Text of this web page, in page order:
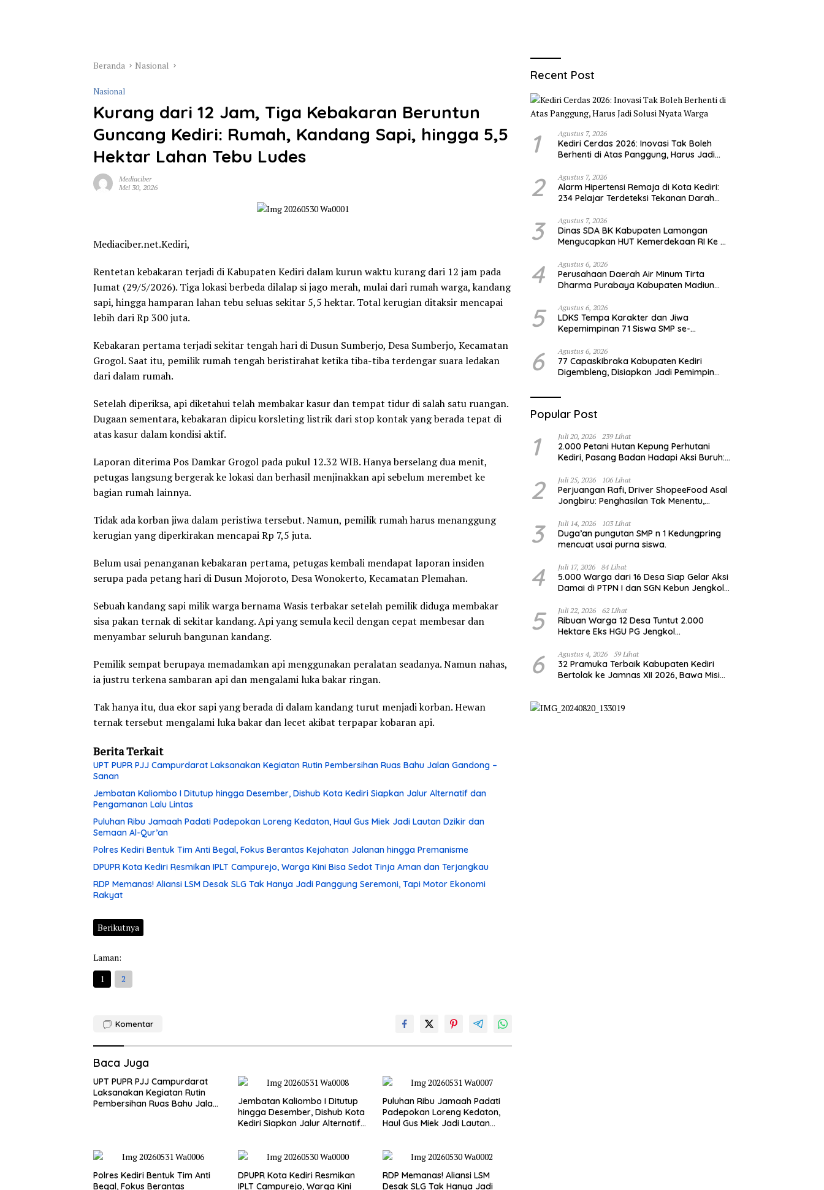
Beranda Nasional
Nasional
Kurang dari 12 Jam, Tiga Kebakaran Beruntun
Guncang Kediri: Rumah, Kandang Sapi, hingga 5,5
Hektar Lahan Tebu Ludes
Mediaciber
Mei 30, 2026
Mediaciber.net.Kediri,
Rentetan kebakaran terjadi di Kabupaten Kediri dalam kurun waktu kurang dari 12 jam pada
Jumat (29/5/2026). Tiga lokasi berbeda dilalap si jago merah, mulai dari rumah warga, kandang
sapi, hingga hamparan lahan tebu seluas sekitar 5,5 hektar. Total kerugian ditaksir mencapai
lebih dari Rp 300 juta.
Kebakaran pertama terjadi sekitar tengah hari di Dusun Sumberjo, Desa Sumberjo, Kecamatan
Grogol. Saat itu, pemilik rumah tengah beristirahat ketika tiba-tiba terdengar suara ledakan
dari dalam rumah.
Setelah diperiksa, api diketahui telah membakar kasur dan tempat tidur di salah satu ruangan.
Dugaan sementara, kebakaran dipicu korsleting listrik dari stop kontak yang berada tepat di
atas kasur dalam kondisi aktif.
Laporan diterima Pos Damkar Grogol pada pukul 12.32 WIB. Hanya berselang dua menit,
petugas langsung bergerak ke lokasi dan berhasil menjinakkan api sebelum merembet ke
bagian rumah lainnya.
Tidak ada korban jiwa dalam peristiwa tersebut. Namun, pemilik rumah harus menanggung
kerugian yang diperkirakan mencapai Rp 7,5 juta.
Belum usai penanganan kebakaran pertama, petugas kembali mendapat laporan insiden
serupa pada petang hari di Dusun Mojoroto, Desa Wonokerto, Kecamatan Plemahan.
Sebuah kandang sapi milik warga bernama Wasis terbakar setelah pemilik diduga membakar
sisa pakan ternak di sekitar kandang. Api yang semula kecil dengan cepat membesar dan
menyambar seluruh bangunan kandang.
Pemilik sempat berupaya memadamkan api menggunakan peralatan seadanya. Namun nahas,
ia justru terkena sambaran api dan mengalami luka bakar ringan.
Tak hanya itu, dua ekor sapi yang berada di dalam kandang turut menjadi korban. Hewan
ternak tersebut mengalami luka bakar dan lecet akibat terpapar kobaran api.
Berita Terkait
UPT PUPR PJJ Campurdarat Laksanakan Kegiatan Rutin Pembersihan Ruas Bahu Jalan Gandong –
Sanan
Jembatan Kaliombo I Ditutup hingga Desember, Dishub Kota Kediri Siapkan Jalur Alternatif dan
Pengamanan Lalu Lintas
Puluhan Ribu Jamaah Padati Padepokan Loreng Kedaton, Haul Gus Miek Jadi Lautan Dzikir dan
Semaan Al-Qur’an
Polres Kediri Bentuk Tim Anti Begal, Fokus Berantas Kejahatan Jalanan hingga Premanisme
DPUPR Kota Kediri Resmikan IPLT Campurejo, Warga Kini Bisa Sedot Tinja Aman dan Terjangkau
RDP Memanas! Aliansi LSM Desak SLG Tak Hanya Jadi Panggung Seremoni, Tapi Motor Ekonomi
Rakyat
Berikutnya
Laman:
1
2
Komentar
Baca Juga
UPT PUPR PJJ Campurdarat
Laksanakan Kegiatan Rutin
Pembersihan Ruas Bahu Jalan
Jembatan Kaliombo I Ditutup
hingga Desember, Dishub Kota
Kediri Siapkan Jalur Alternatif
Puluhan Ribu Jamaah Padati
Padepokan Loreng Kedaton,
Haul Gus Miek Jadi Lautan
Polres Kediri Bentuk Tim Anti
Begal, Fokus Berantas
DPUPR Kota Kediri Resmikan
IPLT Campurejo, Warga Kini
RDP Memanas! Aliansi LSM
Desak SLG Tak Hanya Jadi
Recent Post
1 Agustus 7, 2026
Kediri Cerdas 2026: Inovasi Tak Boleh
Berhenti di Atas Panggung, Harus Jadi
2 Agustus 7, 2026
Alarm Hipertensi Remaja di Kota Kediri:
234 Pelajar Terdeteksi Tekanan Darah
3 Agustus 7, 2026
Dinas SDA BK Kabupaten Lamongan
Mengucapkan HUT Kemerdekaan RI Ke –
4 Agustus 6, 2026
Perusahaan Daerah Air Minum Tirta
Dharma Purabaya Kabupaten Madiun
HUT Kemerdekaan RI Ke – 81
5 Agustus 6, 2026
LDKS Tempa Karakter dan Jiwa
Kepemimpinan 71 Siswa SMP se-
Pemimpin Generasi Emas
6 Agustus 6, 2026
77 Capaskibraka Kabupaten Kediri
Digembleng, Disiapkan Jadi Pemimpin
Popular Post
1 Juli 20, 2026 239 Lihat
2.000 Petani Hutan Kepung Perhutani
Kediri, Pasang Badan Hadapi Aksi Buruh:
Hutan”
2 Juli 25, 2026 106 Lihat
Perjuangan Rafi, Driver ShopeeFood Asal
Jongbiru: Penghasilan Tak Menentu,
3 Juli 14, 2026 103 Lihat
Duga’an pungutan SMP n 1 Kedungpring
mencuat usai purna siswa.
4 Juli 17, 2026 84 Lihat
5.000 Warga dari 16 Desa Siap Gelar Aksi
Damai di PTPN I dan SGN Kebun Jengkol,
5 Juli 22, 2026 62 Lihat
Ribuan Warga 12 Desa Tuntut 2.000
Hektare Eks HGU PG Jengkol
6 Agustus 4, 2026 59 Lihat
32 Pramuka Terbaik Kabupaten Kediri
Bertolak ke Jamnas XII 2026, Bawa Misi